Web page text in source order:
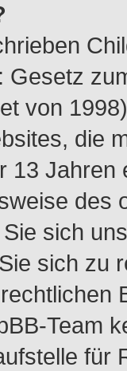
Gesetz
von
die
13
des
sich
sich zu
Team
für